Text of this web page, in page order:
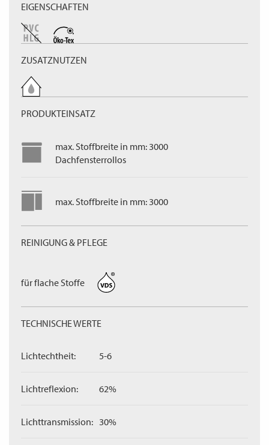
EIGENSCHAFTEN
ZUSATZNUTZEN
PRODUKTEINSATZ
max. Stoffbreite in mm: 3000
Dachfensterrollos
max. Stoffbreite in mm: 3000
REINIGUNG & PFLEGE
für flache Stoffe
TECHNISCHE WERTE
Lichtechtheit: 5-6
Lichtreflexion: 62%
Lichttransmission: 30%